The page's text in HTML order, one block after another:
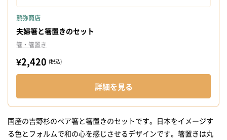
熊弥商店
夫婦箸と箸置きのセット
箸・箸置き
¥2,420 (税込)
詳細を見る
国産の吉野杉のペア箸と箸置きのセットです。日本をイメージす
る色とフォルムで和の心を感じさせるデザインです。箸置きは丸